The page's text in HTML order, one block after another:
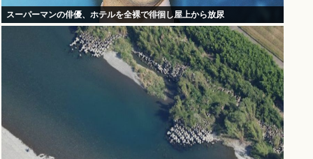
スーパーマンの俳優、ホテルを全裸で徘徊し屋上から放尿